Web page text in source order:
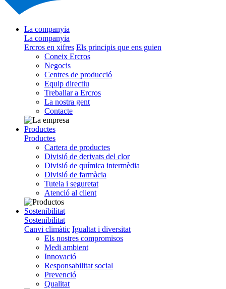
La companyia
La companyia
Ercros en xifres Els principis que ens guien
Coneix Ercros
Negocis
Centres de producció
Equip directiu
Treballar a Ercros
La nostra gent
Contacte
Productes
Productes
Cartera de productes
Divisió de derivats del clor
Divisió de química intermèdia
Divisió de farmàcia
Tutela i seguretat
Atenció al client
Sostenibilitat
Sostenibilitat
Canvi climàtic Igualtat i diversitat
Els nostres compromisos
Medi ambient
Innovació
Responsabilitat social
Prevenció
Qualitat